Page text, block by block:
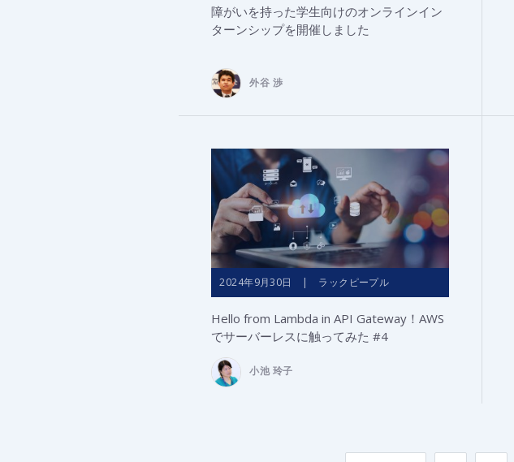
障がいを持った学生向けのオンラインイン
ターンシップを開催しました
外谷 渉
2024年9月30日 | ラックピープル
Hello from Lambda in API Gateway！AWS
でサーバーレスに触ってみた #4
小池 玲子